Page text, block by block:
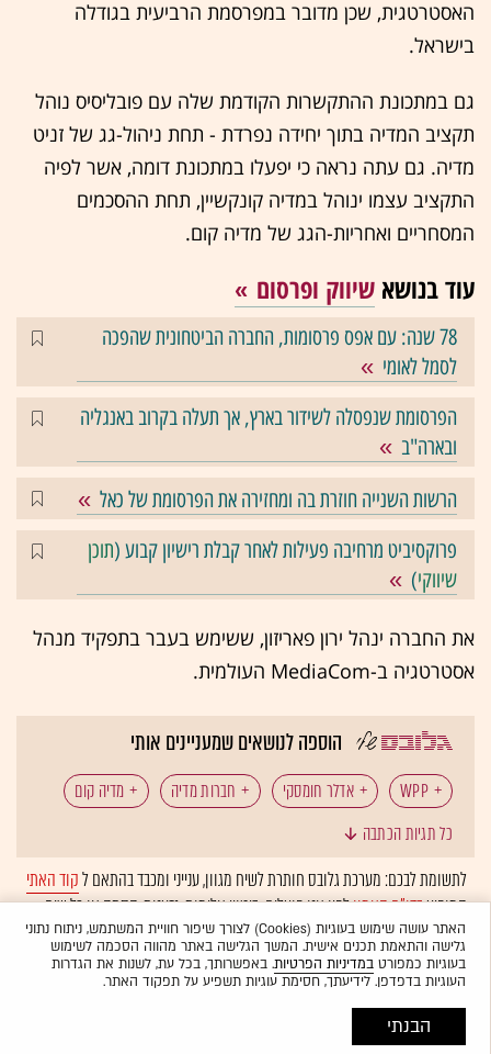
האסטרטגית, שכן מדובר במפרסמת הרביעית בגודלה
בישראל.
גם במתכונת ההתקשרות הקודמת שלה עם פובליסיס נוהל
תקציב המדיה בתוך יחידה נפרדת - תחת ניהול-גג של זניט
מדיה. גם עתה נראה כי יפעלו במתכונת דומה, אשר לפיה
התקציב עצמו ינוהל במדיה קונקשיין, תחת ההסכמים
המסחריים ואחריות-הגג של מדיה קום.
עוד בנושא שיווק ופרסום
78 שנה: עם אפס פרסומות, החברה הביטחונית שהפכה
לסמל לאומי
הפרסומת שנפסלה לשידור בארץ, אך תעלה בקרוב באנגליה
ובארה"ב
הרשות השנייה חוזרת בה ומחזירה את הפרסומת של כאל
פרוקסיביט מרחיבה פעילות לאחר קבלת רישיון קבוע (תוכן
שיווקי)
את החברה ינהל ירון פאריזון, ששימש בעבר בתפקיד מנהל
אסטרטגיה ב-MediaCom העולמית.
הוספה לנושאים שמעניינים אותי
WPP אדלר חומסקי חברות מדיה מדיה קום
פרוקטר אנד גמבל
כל תגיות הכתבה
לתשומת לבכם: מערכת גלובס חותרת לשיח מגוון, ענייני ומכבד בהתאם לקוד האתי
המופיעבדו"ח האמוןלפיו אנו פועלים. ביטויי אלימות, גזענות, הסתה או כל שיח
בלתי הולם אחר מסוננים בצורהאוטומטיתולא יפורסמו באתר.
האתר עושה שימוש בעוגיות (Cookies) לצורך שיפור חוויית המשתמש, ניתוח נתוני
גלישה והתאמת תכנים אישית. המשך הגלישה באתר מהווה הסכמה לשימוש
בעוגיות כמפורטבמדיניות הפרטיות. באפשרותך, בכל עת, לשנות את הגדרות
העוגיות בדפדפן. לידיעתך, חסימת עוגיות תשפיע על תפקוד האתר.
הבנתי